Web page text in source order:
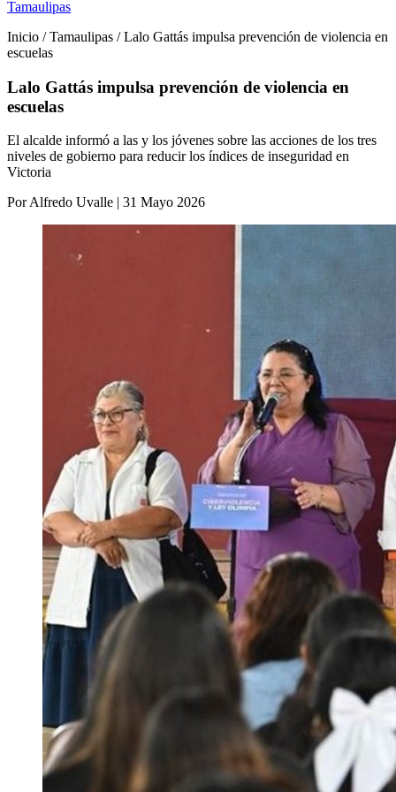
Tamaulipas
Inicio / Tamaulipas / Lalo Gattás impulsa prevención de violencia en
escuelas
Lalo Gattás impulsa prevención de violencia en
escuelas
El alcalde informó a las y los jóvenes sobre las acciones de los tres
niveles de gobierno para reducir los índices de inseguridad en
Victoria
Por Alfredo Uvalle | 31 Mayo 2026